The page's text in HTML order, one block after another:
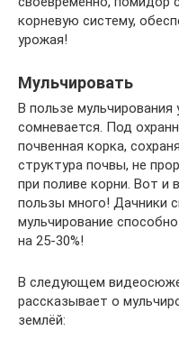
корневую систему,
урожая!
Мульчировать
В пользе
сомневается. Под
почвенная корка,
структура почвы, не
при поливе корни. Вот и
пользы много! Дачники
мульчирование
на 25-30%!
В следующем
рассказывает о
землёй: